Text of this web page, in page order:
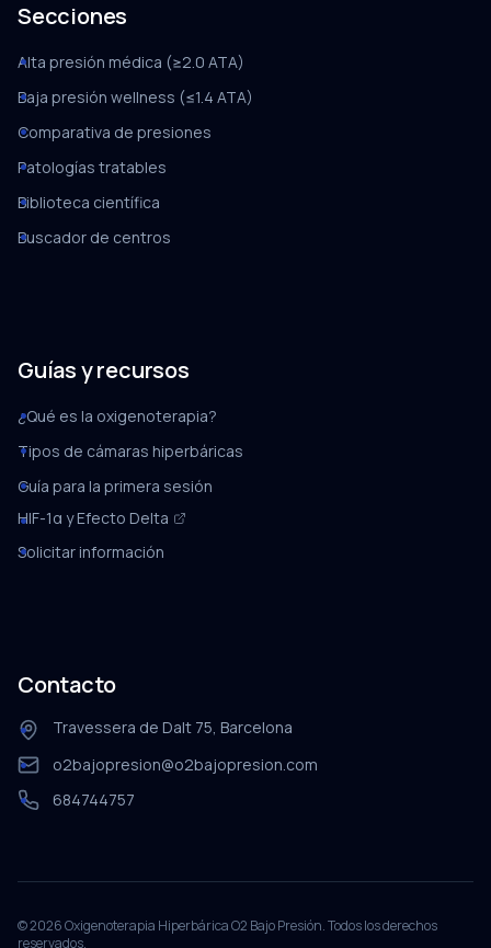
Secciones
Alta presión médica (≥2.0 ATA)
Baja presión wellness (≤1.4 ATA)
Comparativa de presiones
Patologías tratables
Biblioteca científica
Buscador de centros
Guías y recursos
¿Qué es la oxigenoterapia?
Tipos de cámaras hiperbáricas
Guía para la primera sesión
HIF-1α y Efecto Delta
Solicitar información
Contacto
Travessera de Dalt 75, Barcelona
o2bajopresion@o2bajopresion.com
684744757
©2026Oxigenoterapia Hiperbárica O2 Bajo Presión. Todos los derechos
reservados.